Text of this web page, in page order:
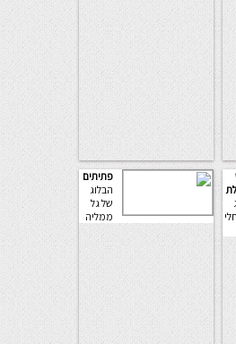
פתיתים
הבלוג
של גל
ממליה